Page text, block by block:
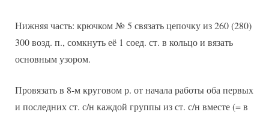
Нижняя часть: крючком № 5 связать цепочку из 260 (280)
300 возд. п., сомкнуть её 1 соед. ст. в кольцо и вязать
основным узором.
Провязать в 8-м круговом р. от начала работы оба первых
и последних ст. с/н каждой группы из ст. с/н вместе (= в